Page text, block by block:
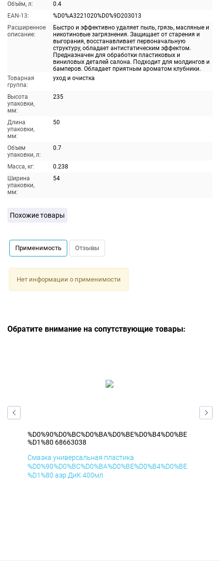
Объём, л:
0.4
EAN-13:
%D0%A3221020%D0%9D203013
Расширенное
описание:
Быстро и эффективно удаляет пыль, грязь, масляные и
никотиновые загрязнения. Защищает от старения и
выгорания, восстанавливает первоначальную
структуру, обладает антистатическим эффектом.
Предназначен для обработки пластиковых и
виниловых деталей салона. Подходит для молдингов и
бамперов. Обладает приятным ароматом клубники.
Товарная
группа:
уход и очистка
Высота
упаковки,
мм:
235
Длина
упаковки,
мм:
50
Объем
упаковки, л:
0.7
Масса, кг:
0.238
Ширина
упаковки,
мм:
54
Похожие товары
Применимость Отзывы
Нет информации о применимости
Обратите внимание на сопутствующие товары:
%D0%90%D0%BC%D0%BA%D0%BE%D0%B4%D0%BE
%D1%80 68663038
Смазка универсальная пластика
%D0%90%D0%BC%D0%BA%D0%BE%D0%B4%D0%BE
%D1%80 аэр ДиК 400мл